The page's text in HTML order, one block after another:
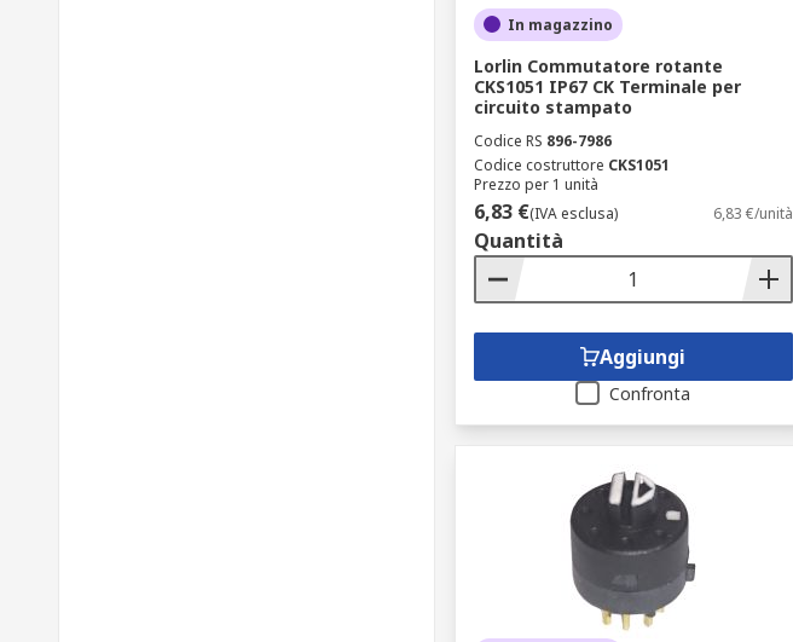
In magazzino
Lorlin Commutatore rotante
CKS1051 IP67 CK Terminale per
circuito stampato
Codice RS 896-7986
Codice costruttore CKS1051
Prezzo per 1 unità
6,83 €(IVA esclusa) 6,83 €/unità
Quantità
Aggiungi
Confronta